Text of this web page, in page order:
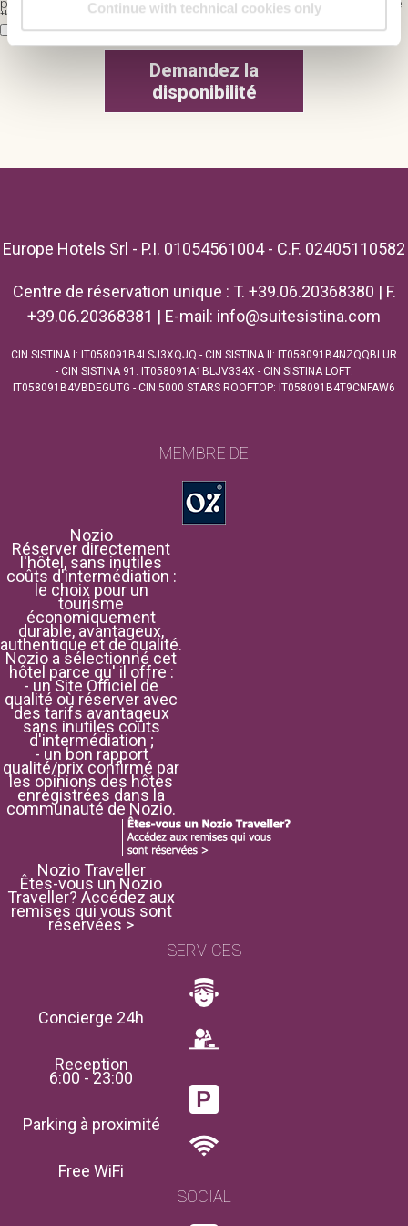
Continue with technical cookies only
the right to lodge a complaint to the Privacy Supervisor Authority
according to Artt. 77 and ss Chapter VIII GDPR.
Consentement pour le traitement des données personnelles*
Europe Hotels Srl - P.I. 01054561004 - C.F. 02405110582
Centre de réservation unique : T. +39.06.20368380 | F.
+39.06.20368381 | E-mail: info@suitesistina.com
CIN SISTINA I: IT058091B4LSJ3XQJQ - CIN SISTINA II: IT058091B4NZQQBLUR
- CIN SISTINA 91: IT058091A1BLJV334X - CIN SISTINA LOFT:
IT058091B4VBDEGUTG - CIN 5000 STARS ROOFTOP: IT058091B4T9CNFAW6
MEMBRE DE
Nozio
Réserver directement
l'hôtel, sans inutiles
coûts d'intermédiation :
le choix pour un
tourisme
économiquement
durable, avantageux,
authentique et de qualité.
Nozio a sélectionné cet
hôtel parce qu' il offre :
- un Site Officiel de
qualité où réserver avec
des tarifs avantageux
sans inutiles coûts
d'intermédiation ;
- un bon rapport
qualité/prix confirmé par
les opinions des hôtes
enregistrées dans la
communauté de Nozio.
Nozio Traveller
Êtes-vous un Nozio
Traveller? Accédez aux
remises qui vous sont
réservées >
SERVICES
Concierge 24h
Reception
6:00 - 23:00
Parking à proximité
Free WiFi
SOCIAL